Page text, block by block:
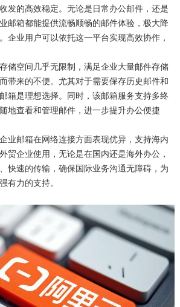
发的高效稳定。无论是日常办公邮件，还是
邮箱都能提供流畅顺畅的邮件体验，极大降
企业用户可以依托这一平台实现高效协作，
储空间几乎无限制，满足企业大量邮件存储
带来的不便。尤其对于需要保存历史邮件和
箱是理想选择。同时，该邮箱服务支持多终
地查看和管理邮件，进一步提升办公便捷
业邮箱在网络连接方面表现优异，支持海内
贸企业使用，无论是在国内还是海外办公，
快速的传输，确保国际业务沟通无障碍，为
有力的支持。